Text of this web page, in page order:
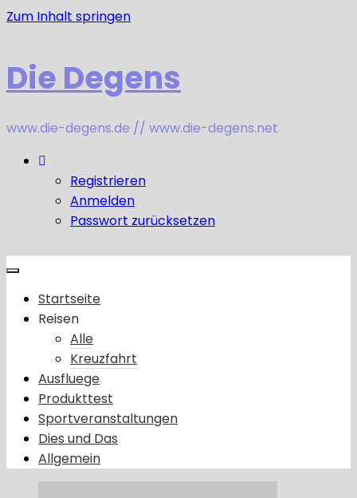
Zum Inhalt springen
Die Degens
www.die-degens.de // www.die-degens.net
Registrieren
Anmelden
Passwort zurücksetzen
Startseite
Reisen
Alle
Kreuzfahrt
Ausfluege
Produkttest
Sportveranstaltungen
Dies und Das
Allgemein